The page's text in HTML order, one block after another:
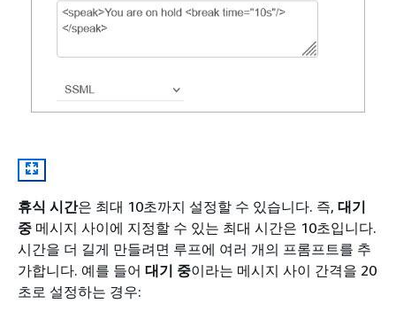
휴식 시간은 최대 10초까지 설정할 수 있습니다. 즉, 대기
중 메시지 사이에 지정할 수 있는 최대 시간은 10초입니다.
시간을 더 길게 만들려면 루프에 여러 개의 프롬프트를 추
가합니다. 예를 들어 대기 중이라는 메시지 사이 간격을 20
초로 설정하는 경우: